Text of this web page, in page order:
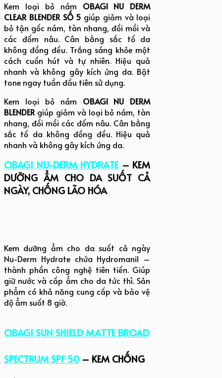
Kem loại bỏ nám OBAGI NU DERM
CLEAR BLENDER SỐ 5 giúp giảm và loại
bỏ tận gốc nám, tàn nhang, đồi mồi và
các đốm nâu. Cân bằng sắc tố da
không đồng đều. Trắng sáng khỏe một
cách cuốn hút và tự nhiên. Hiệu quả
nhanh và không gây kích ứng da. Bật
tone ngay tuần đầu tiên sử dụng.
Kem loại bỏ nám OBAGI NU DERM
BLENDER giúp giảm và loại bỏ nám, tàn
nhang, đồi mồi các đốm nâu. Cân bằng
sắc tố da không đồng đều. Hiệu quả
nhanh và không gây kích ứng da.
OBAGI NU-DERM HYDRATE– KEM
DƯỠNG ẨM CHO DA SUỐT CẢ
NGÀY, CHỐNG LÃO HÓA
Kem dưỡng ẩm cho da suốt cả ngày
Nu-Derm Hydrate chứa Hydromanil –
thành phần công nghệ tiên tiến. Giúp
giữ nước và cấp ẩm cho da tức thì. Sản
phẩm có khả năng cung cấp và bảo vệ
độ ẩm suốt 8 giờ.
OBAGI SUN SHIELD MATTE BROAD
SPECTRUM SPF 50 – KEM CHỐNG